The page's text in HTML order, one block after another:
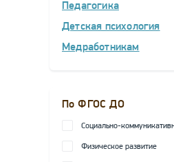
Педагогика
Детская психология
Медработникам
По ФГОС ДО
Социально-
Физическое развитие